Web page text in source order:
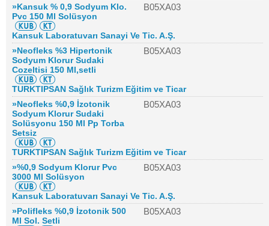
»Kansuk % 0,9 Sodyum Klo.
Pvc 150 Ml Solüsyon
B05XA03
Kansuk Laboratuvarı Sanayi Ve Tic. A.Ş.
»Neofleks %3 Hipertonik
Sodyum Klorur Sudaki
Cozeltisi 150 Ml,setli
B05XA03
TURKTIPSAN Sağlık Turizm Eğitim ve Ticar
»Neofleks %0,9 İzotonik
Sodyum Klorur Sudaki
Solüsyonu 150 Ml Pp Torba
Setsiz
B05XA03
TURKTIPSAN Sağlık Turizm Eğitim ve Ticar
»%0,9 Sodyum Klorur Pvc
3000 Ml Solüsyon
B05XA03
Kansuk Laboratuvarı Sanayi Ve Tic. A.Ş.
»Polifleks %0,9 İzotonik 500
Ml Sol. Setli
B05XA03